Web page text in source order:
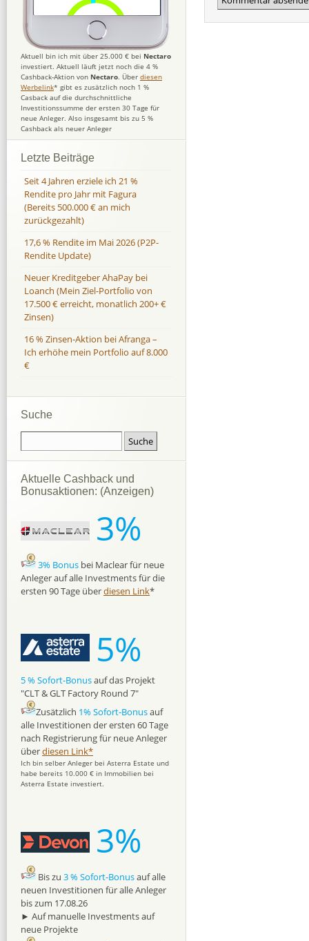
Aktuell bin ich mit über 25.000 € bei Nectaro
investiert. Aktuell läuft jetzt noch die 4 %
Cashback-Aktion von Nectaro. Über diesen
Werbelink* gibt es zusätzlich noch 1 %
Casback auf die durchschnittliche
Investitionssumme der ersten 30 Tage für
neue Anleger. Also insgesamt bis zu 5 %
Cashback als neuer Anleger
Letzte Beiträge
Seit 4 Jahren erziele ich 21 %
Rendite pro Jahr mit Fagura
(Bereits 500.000 € an mich
zurückgezahlt)
17,6 % Rendite im Mai 2026 (P2P-
Rendite Update)
Neuer Kreditgeber AhaPay bei
Loanch (Mein Ziel-Portfolio von
17.500 € erreicht, monatlich 200+ €
Zinsen)
16 % Zinsen-Aktion bei Afranga –
Ich erhöhe mein Portfolio auf 8.000
€
Suche
Aktuelle Cashback und
Bonusaktionen: (Anzeigen)
3%
3% Bonus bei Maclear für neue
Anleger auf alle Investments für die
ersten 90 Tage überdiesen Link*
5%
5 % Sofort-Bonusauf das Projekt
"CLT & GLT Factory Round 7"
Zusätzlich 1% Sofort-Bonusauf
alle Investitionen der ersten 60 Tage
nach Registrierung für neue Anleger
überdiesen Link*
Ich bin selber Anleger bei Asterra Estate und
habe bereits 10.000 € in Immobilien bei
Asterra Estate investiert.
3%
Bis zu 3 % Sofort-Bonusauf alle
neuen Investitionen für alle Anleger
bis zum 17.08.26
► Auf manuelle Investments auf
neue Projekte